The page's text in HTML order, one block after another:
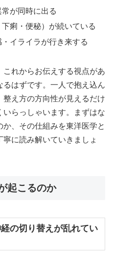
が同時に出る
痢・便秘）が続いている
イライラが行き来する
れからお伝えする視点があ
はずです。一人で抱え込ん
え方の方向性が見えるだけ
らっしゃいます。まずはな
、その仕組みを東洋医学と
に読み解いていきましょ
起こるのか
の切り替えが乱れてい